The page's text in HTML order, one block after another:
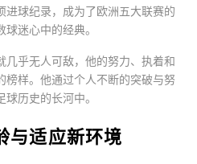
进球纪录，成为了欧洲五大联赛的
迷心中的经典。
几乎无人可敌，他的努力、执着和
榜样。他通过个人不断的突破与努
历史的长河中。
与适应新环境